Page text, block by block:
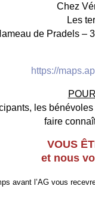
Chez
Les
de Pradels –
https://
les
faire
VOUS
et nous
avant l’AG vous